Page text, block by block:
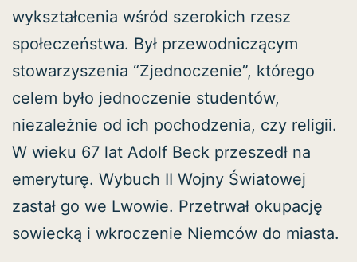
wykształcenia wśród szerokich rzesz
społeczeństwa. Był przewodniczącym
stowarzyszenia “Zjednoczenie”, którego
celem było jednoczenie studentów,
niezależnie od ich pochodzenia, czy religii.
W wieku 67 lat Adolf Beck przeszedł na
emeryturę. Wybuch II Wojny Światowej
zastał go we Lwowie. Przetrwał okupację
sowiecką i wkroczenie Niemców do miasta.